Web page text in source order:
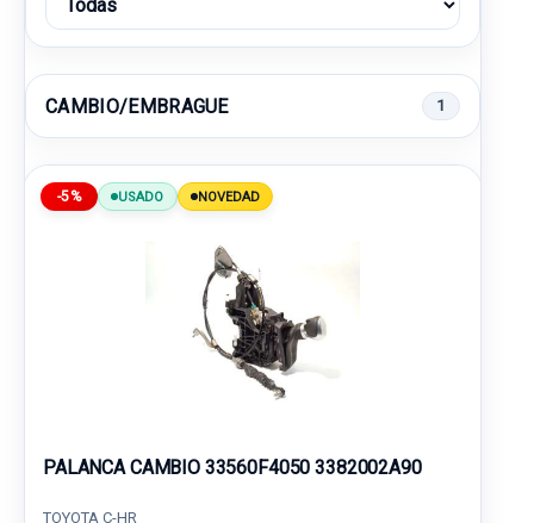
CAMBIO/EMBRAGUE 1
-5% USADO NOVEDAD
PALANCA CAMBIO 33560F4050 3382002A90
TOYOTA C-HR